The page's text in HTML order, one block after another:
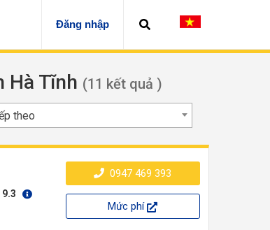
Đăng nhập
Hà Tĩnh (11 kết quả )
theo
9.3
0947 469 393
Mức phí